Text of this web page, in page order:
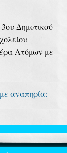
Δημοτικού
Ατόμων με
αναπηρία: